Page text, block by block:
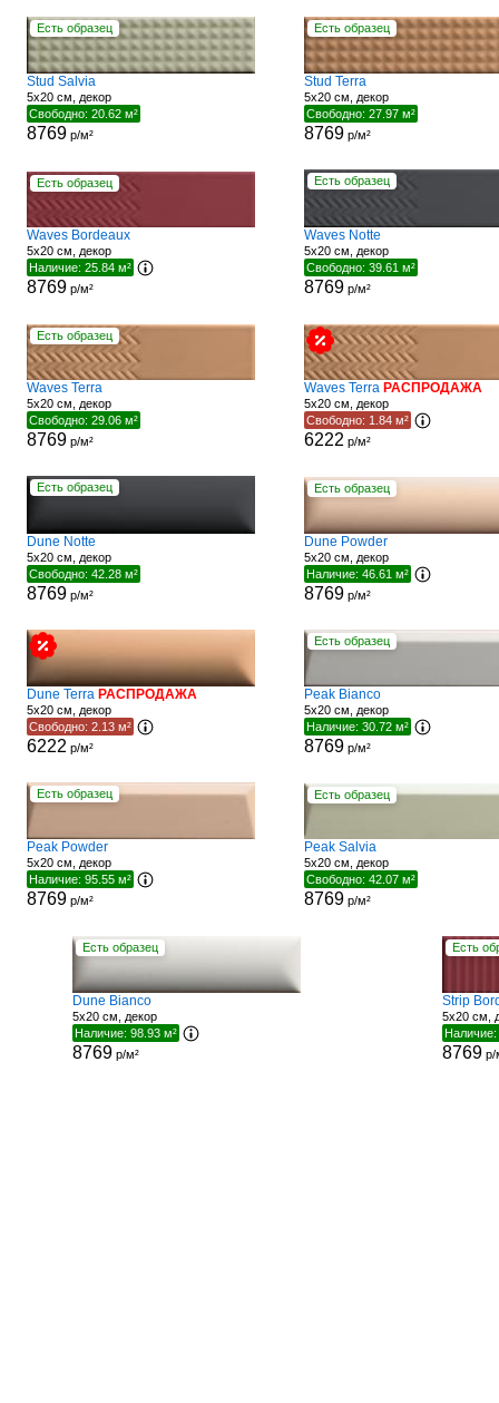
Есть образец
Stud Salvia
5x20 см, декор
Свободно: 20.62 м²
8769р/м²
Есть образец
Stud Terra
5x20 см, декор
Свободно: 27.97 м²
8769р/м²
Есть образец
Waves Bordeaux
5x20 см, декор
Наличие: 25.84 м²
8769р/м²
Есть образец
Waves Notte
5x20 см, декор
Свободно: 39.61 м²
8769р/м²
Есть образец
Waves Terra
5x20 см, декор
Свободно: 29.06 м²
8769р/м²
Waves Terra РАСПРОДАЖА
5x20 см, декор
Свободно: 1.84 м²
6222 р/м²
Есть образец
Dune Notte
5x20 см, декор
Свободно: 42.28 м²
8769р/м²
Есть образец
Dune Powder
5x20 см, декор
Наличие: 46.61 м²
8769р/м²
Dune Terra РАСПРОДАЖА
5x20 см, декор
Свободно: 2.13 м²
6222 р/м²
Есть образец
Peak Bianco
5x20 см, декор
Наличие: 30.72 м²
8769р/м²
Есть образец
Peak Powder
5x20 см, декор
Наличие: 95.55 м²
8769р/м²
Есть образец
Peak Salvia
5x20 см, декор
Свободно: 42.07 м²
8769р/м²
Есть образец
Dune Bianco
5x20 см, декор
Наличие: 98.93 м²
8769 р/м²
Есть
Strip
5x20 см,
8769 р/